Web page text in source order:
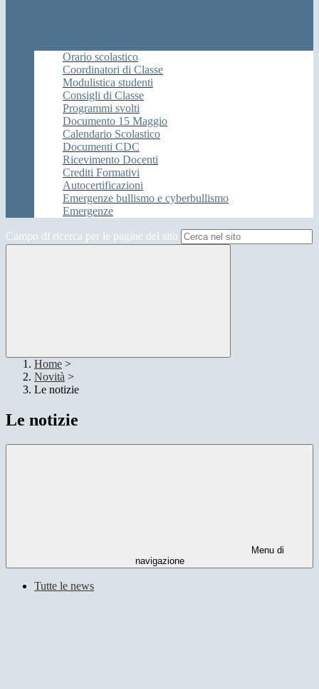
Orario scolastico
Coordinatori di Classe
Modulistica studenti
Consigli di Classe
Programmi svolti
Documento 15 Maggio
Calendario Scolastico
Documenti CDC
Ricevimento Docenti
Crediti Formativi
Autocertificazioni
Emergenze bullismo e cyberbullismo
Emergenze
Campo di ricerca per le pagine del sito
Home >
Novità >
Le notizie
Le notizie
Menu di
navigazione
Tutte le news